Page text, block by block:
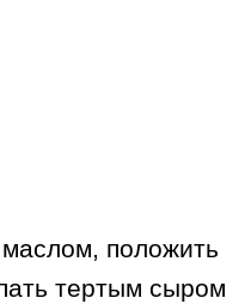
положить
тертым сыром